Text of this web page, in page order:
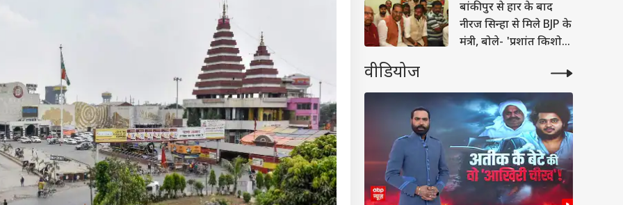
बांकीपुर से हार के बाद
नीरज सिन्हा से मिले BJP के
मंत्री, बोले- 'प्रशांत किशोर
वीडियोज
आर्टिकल्स टॉप रील्स